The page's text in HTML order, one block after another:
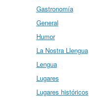
Gastronomía
General
Humor
La Nostra Llengua
Lengua
Lugares
Lugares históricos